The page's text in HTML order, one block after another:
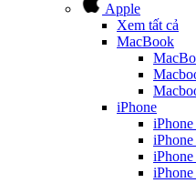
Apple
Xem tất cả
MacBook
iPhone
iPhone
iPhone
iPhone
iPhone